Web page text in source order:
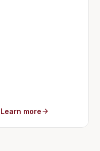
Learn more